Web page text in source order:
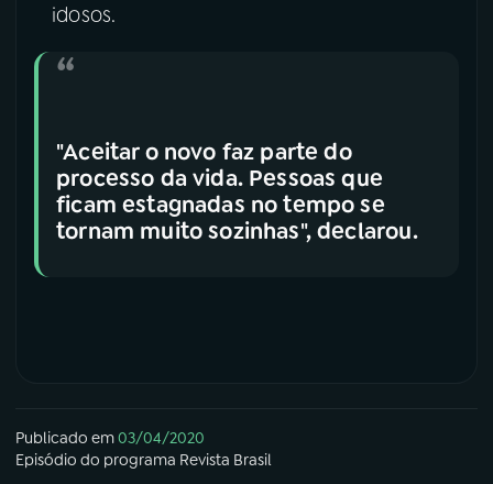
idosos.
"Aceitar o novo faz parte do
processo da vida. Pessoas que
ficam estagnadas no tempo se
tornam muito sozinhas", declarou.
Publicado em03/04/2020
Episódio do programa Revista Brasil